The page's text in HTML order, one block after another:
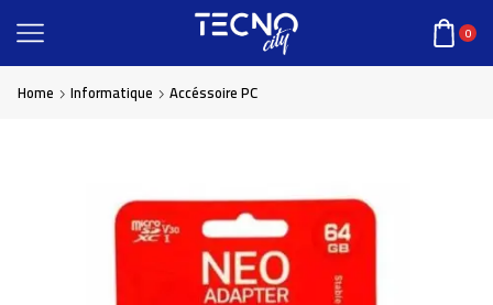
0
Home Informatique Accéssoire PC